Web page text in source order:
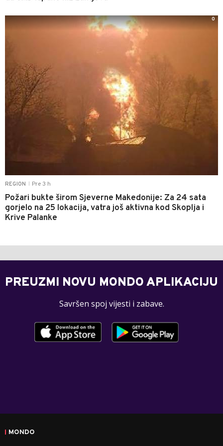
REGION Pre 3 h
Požari bukte širom Sjeverne Makedonije: Za 24 sata
gorjelo na 25 lokacija, vatra još aktivna kod Skoplja i
Krive Palanke
0
PREUZMI NOVU MONDO APLIKACIJU
Savršen spoj vijesti i zabave.
MONDO